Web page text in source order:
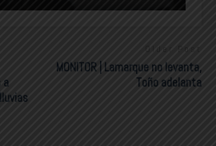
a
MONITOR | Lamarque no levanta,
Toño adelanta